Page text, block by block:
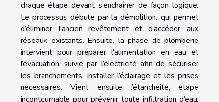
chaque étape devant s’enchaîner de façon logique.
Le processus débute par la démolition, qui permet
d’éliminer l’ancien revêtement et d’accéder aux
réseaux existants. Ensuite, la phase de plomberie
intervient pour préparer l’alimentation en eau et
l’évacuation, suivie par l’électricité afin de sécuriser
les branchements, installer l’éclairage et les prises
nécessaires. Vient ensuite l’étanchéité, étape
incontournable pour prévenir toute infiltration d’eau,